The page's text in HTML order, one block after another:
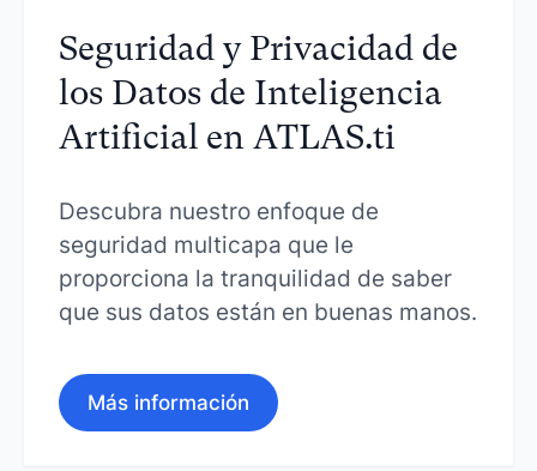
Seguridad y Privacidad de
los Datos de Inteligencia
Artificial en ATLAS.ti
Descubra nuestro enfoque de
seguridad multicapa que le
proporciona la tranquilidad de saber
que sus datos están en buenas manos.
Más información